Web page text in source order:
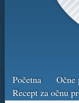
Početna Očne
Recept za očnu